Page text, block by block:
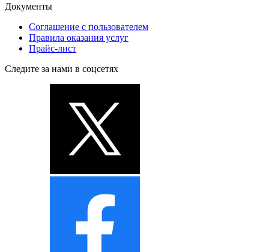
Документы
Соглашение с пользователем
Правила оказания услуг
Прайс-лист
Следите за нами в соцсетях